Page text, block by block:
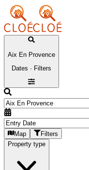
Aix En Provence
Dates · Filters
Map
Filters
Property type